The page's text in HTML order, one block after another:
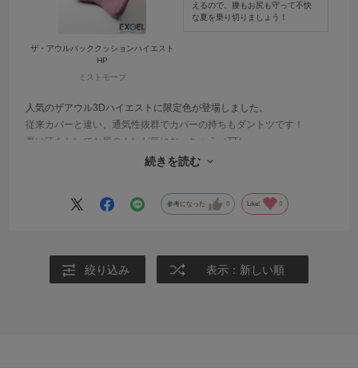
ザ・アウルバッククッションハイエスト
HP
ミストモーブ
えるので、腰もお尻も守って不快
な夏を乗り切りましょう！
人気のザアウル3Dハイエストに限定色が登場しました。
従来カバーと違い、通気性抜群でカバーの持ちもダントツです！
夏は汗をかいてお尻のムレが気になっちゃう（TT）
そんな時も乾くのが早いからガンガン洗えて涼しく快適に座れちゃい
続きを読む
参考になった 0 Like! 0
絞り込み 表示：新しい順